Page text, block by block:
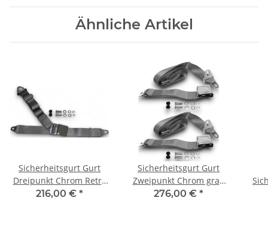
Ähnliche Artikel
Sicherheitsgurt Gurt
Dreipunkt Chrom Retro
grau für Porsche 911
216,00 € *
Sicherheitsgurt Gurt
Zweipunkt Chrom grau
für Porsche 911 Set
276,00 € *